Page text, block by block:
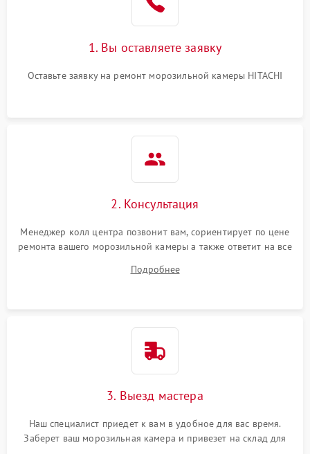
1. Вы оставляете заявку
Оставьте заявку на ремонт морозильной камеры HITACHI
2. Консультация
Менеджер колл центра позвонит вам, сориентирует по цене
ремонта вашего морозильной камеры а также ответит на все
Подробнее
3. Выезд мастера
Наш специалист приедет к вам в удобное для вас время.
Заберет ваш морозильная камера и привезет на склад для